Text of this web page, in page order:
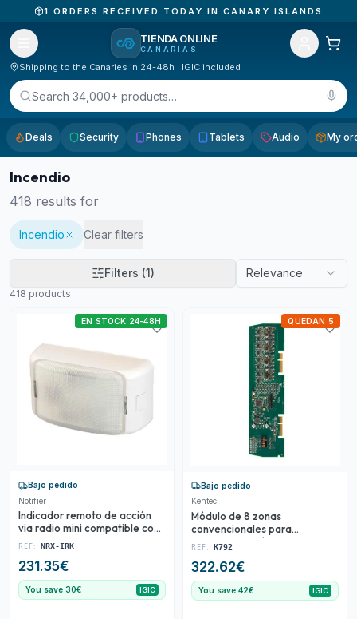
1 ORDERS RECEIVED TODAY IN CANARY ISLANDS
TIENDA ONLINE
CANARIAS
Shipping to the Canaries in 24-48h · IGIC included
Search 34,000+ products…
Deals Security Phones Tablets Audio My
Incendio
418 results for
Incendio Clear filters
Filters (1) Relevance
418 products
Bajo pedido
Notifier
Indicador remoto de acción
via radio mini compatible con
todos los detectores de
AGILE
REF: NRX-IRK
231.35€
EN STOCK 24-48H
You save 30€ IGIC
Bajo pedido
Kentec
Módulo de 8 zonas
convencionales para
centrales analógicas de
incendios Kentec Taktis
REF: K792
322.62€
QUEDAN 5
You save 42€ IGIC